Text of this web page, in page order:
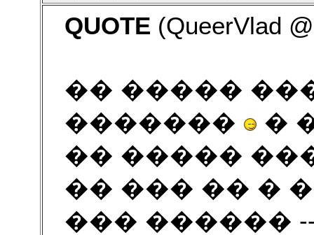
QUOTE (QueerVlad
�� �����
�������
�
�� �����
�� ��� �� �
��� ������